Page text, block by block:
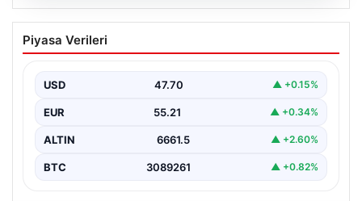
TFF’den isim sponsorluğu açıklaması!
Trendyol Süper Lig…
Piyasa Verileri
USD 47.70 ▲ +0.15%
EUR 55.21 ▲ +0.34%
ALTIN 6661.5 ▲ +2.60%
BTC 3089261 ▲ +0.82%